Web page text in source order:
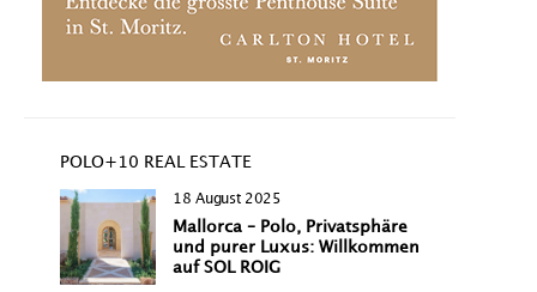
POLO+10 REAL ESTATE
18 August 2025
Mallorca – Polo, Privatsphäre
und purer Luxus: Willkommen
auf SOL ROIG